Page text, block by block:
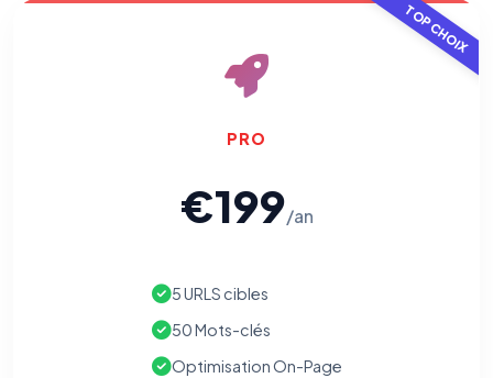
TOP CHOIX
PRO
€199/an
5 URLS cibles
50 Mots-clés
Optimisation On-Page